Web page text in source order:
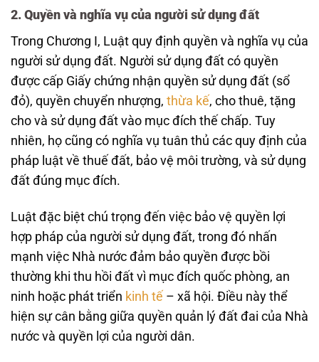
2. Quyền và nghĩa vụ của người sử dụng đất
Trong Chương I, Luật quy định quyền và nghĩa vụ của
người sử dụng đất. Người sử dụng đất có quyền
được cấp Giấy chứng nhận quyền sử dụng đất (sổ
đỏ), quyền chuyển nhượng, thừa kế, cho thuê, tặng
cho và sử dụng đất vào mục đích thế chấp. Tuy
nhiên, họ cũng có nghĩa vụ tuân thủ các quy định của
pháp luật về thuế đất, bảo vệ môi trường, và sử dụng
đất đúng mục đích.
Luật đặc biệt chú trọng đến việc bảo vệ quyền lợi
hợp pháp của người sử dụng đất, trong đó nhấn
mạnh việc Nhà nước đảm bảo quyền được bồi
thường khi thu hồi đất vì mục đích quốc phòng, an
ninh hoặc phát triển kinh tế – xã hội. Điều này thể
hiện sự cân bằng giữa quyền quản lý đất đai của Nhà
nước và quyền lợi của người dân.